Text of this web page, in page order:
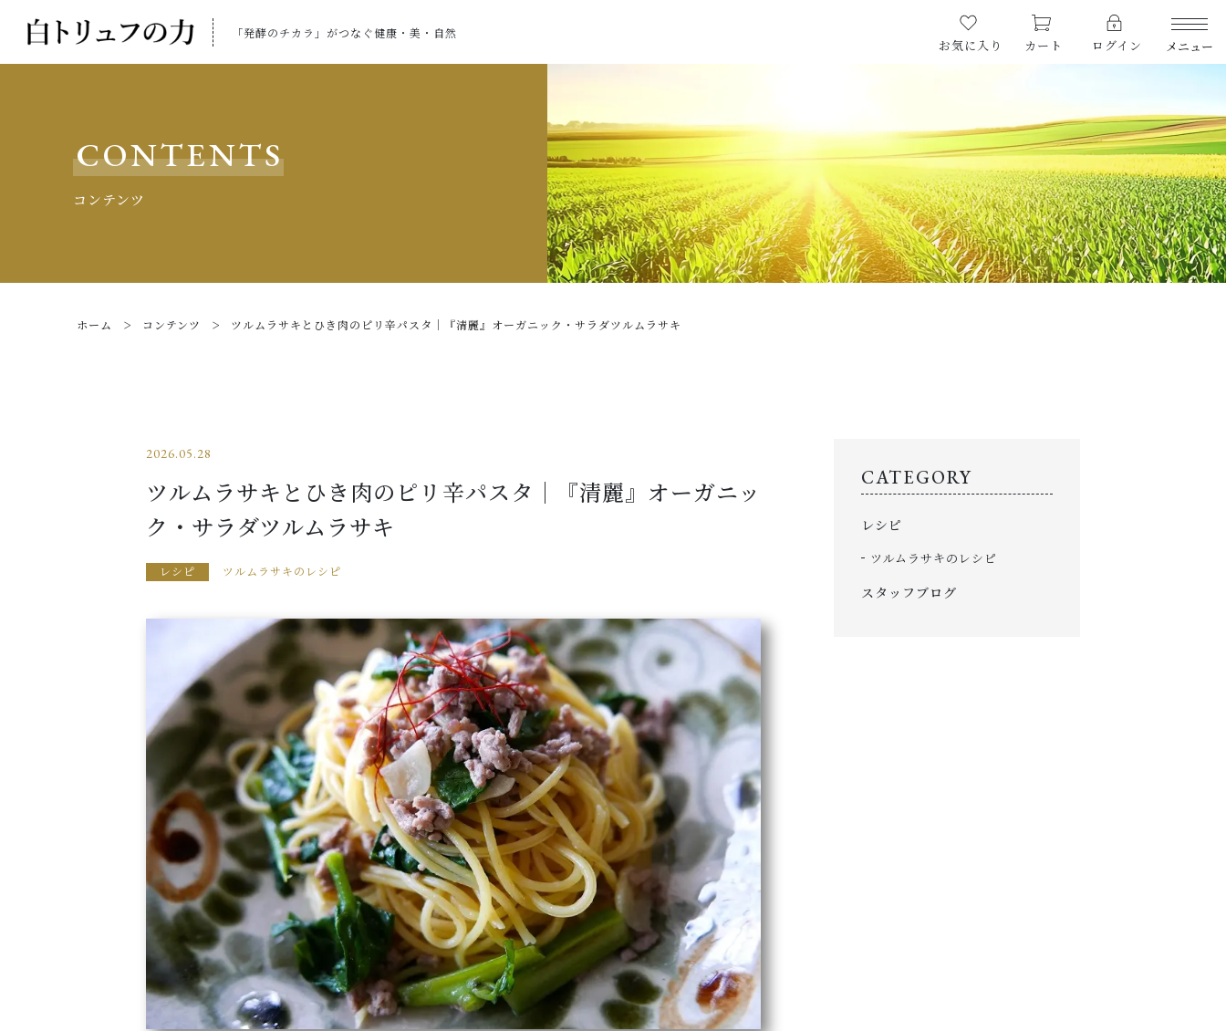
「発酵のチカラ」がつなぐ健康・美・自然
お気に入り
カート ログイン メニュー
LIMITED
期間限定商品
CHECKED PRODUCTS
最近チェックした商品
ORDER HISTORY
こんなお悩みに
SHOPPING GUIDE
CONTENTS
コンテンツ
ホーム コンテンツ ツルムラサキとひき肉のピリ辛パスタ｜『清麗』オーガニック・サラダツルムラサキ
2026.05.28
ツルムラサキとひき肉のピリ辛パスタ｜『清麗』オーガニッ
ク・サラダツルムラサキ
レシピ ツルムラサキのレシピ
CATEGORY
レシピ
ツルムラサキのレシピ
スタッフブログ